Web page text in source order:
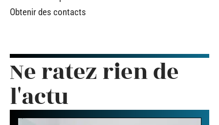
Obtenir des contacts
Ne ratez rien de
l'actu